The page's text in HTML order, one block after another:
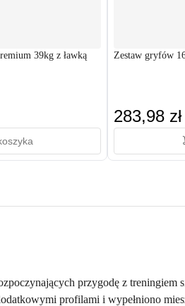
39kg z ławką
Zestaw gryfów
283,98 zł
przygodę z
profilami i wypełniono